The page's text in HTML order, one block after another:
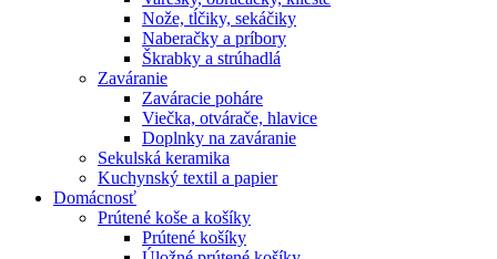
Nože, tĺčiky, sekáčiky
Naberačky a príbory
Škrabky a strúhadlá
Zaváranie
Zaváracie poháre
Viečka, otvárače, hlavice
Doplnky na zaváranie
Sekulská keramika
Kuchynský textil a papier
Domácnosť
Prútené koše a košíky
Prútené košíky